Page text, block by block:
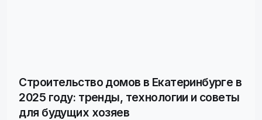
Строительство домов в Екатеринбурге в
2025 году: тренды, технологии и советы
для будущих хозяев